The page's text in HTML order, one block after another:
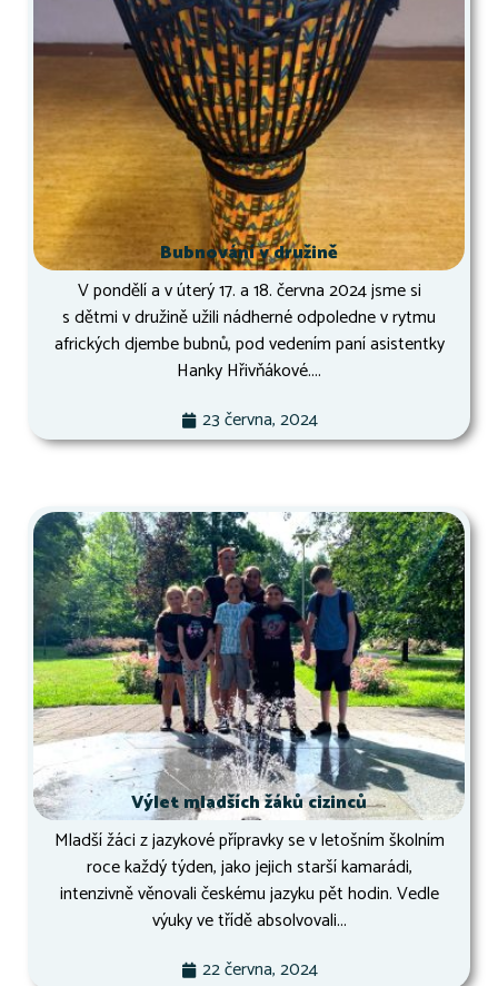
Bubnování v družině
V pondělí a v úterý 17. a 18. června 2024 jsme si
s dětmi v družině užili nádherné odpoledne v rytmu
afrických djembe bubnů, pod vedením paní asistentky
Hanky Hřivňákové....
23 června, 2024
Výlet mladších žáků cizinců
Mladší žáci z jazykové přípravky se v letošním školním
roce každý týden, jako jejich starší kamarádi,
intenzivně věnovali českému jazyku pět hodin. Vedle
výuky ve třídě absolvovali...
22 června, 2024